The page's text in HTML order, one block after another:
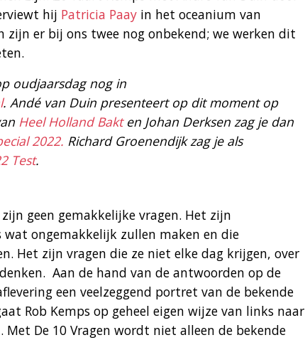
hij Patricia Paay in het oceanium van
zijn er bij ons twee nog onbekend; we werken dit
oudjaarsdag nog in
. Andé van Duin presenteert op dit moment op
Heel Holland Bakten Johan Derksen zag je dan
2022. Richard Groenendijk zag je als
Test.
geen gemakkelijke vragen. Het zijn
wat ongemakkelijk zullen maken en die
Het zijn vragen die ze niet elke dag krijgen, over
Aan de hand van de antwoorden op de
een veelzeggend portret van de bekende
Rob Kemps op geheel eigen wijze van links naar
De 10 Vragen wordt niet alleen de bekende